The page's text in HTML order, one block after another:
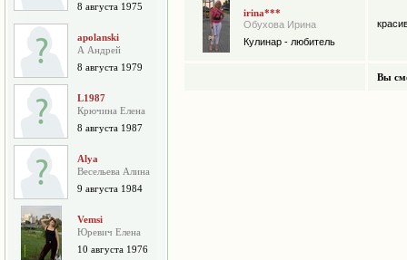
8 августа 1975
apolanski
А Андрей
8 августа 1979
L1987
Крючина Елена
8 августа 1987
Alya
Весельева Алина
9 августа 1984
Vemsi
Юревич Елена
10 августа 1976
irina***
Обухова Ирина
Кулинар - любитель
Вы